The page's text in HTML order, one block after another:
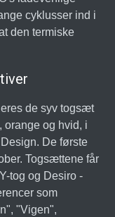
cyklusser ind i
den termiske
de syv togsæt
orange og hvid, i
De første
Togsættene får
tog og Desiro -
som
"Vigen",